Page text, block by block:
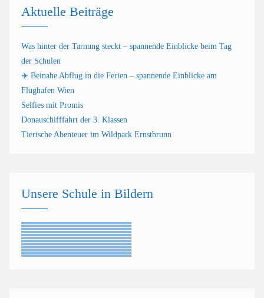
Aktuelle Beiträge
Was hinter der Tarnung steckt – spannende Einblicke beim Tag
der Schulen
✈️ Beinahe Abflug in die Ferien – spannende Einblicke am
Flughafen Wien
Selfies mit Promis
Donauschifffahrt der 3. Klassen
Tierische Abenteuer im Wildpark Ernstbrunn
Unsere Schule in Bildern